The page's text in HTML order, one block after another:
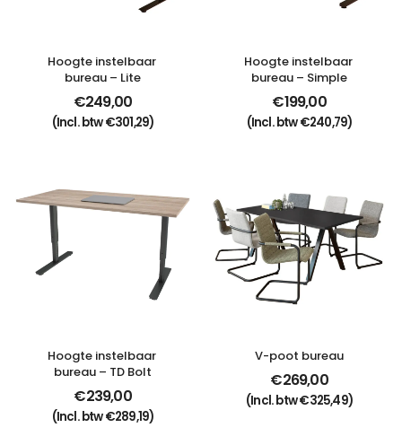
Hoogte instelbaar
bureau – Lite
€249,00
(Incl. btw€301,29)
Hoogte instelbaar
bureau – Simple
€199,00
(Incl. btw€240,79)
Hoogte instelbaar
bureau – TD Bolt
€239,00
(Incl. btw€289,19)
V-poot bureau
€269,00
(Incl. btw€325,49)